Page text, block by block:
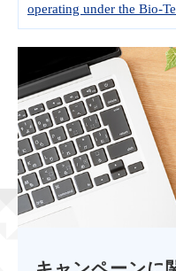
operating under the Bio-